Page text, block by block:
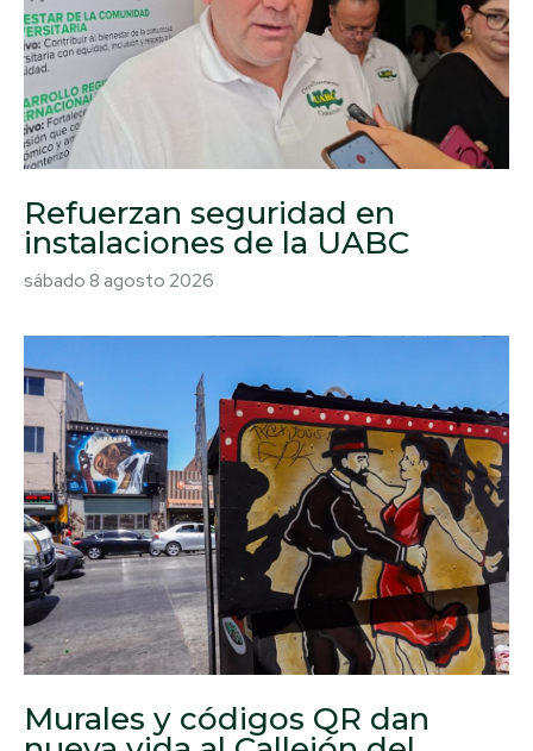
Refuerzan seguridad en
instalaciones de la UABC
sábado 8 agosto 2026
Murales y códigos QR dan